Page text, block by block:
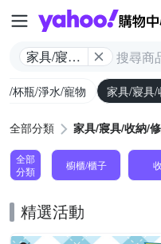
家具/寢具/
/杯瓶/淨水/寵物 家具/寢具
全部分類 家具/寢具/收納/
全部
分類
櫥櫃/櫃子
精選活動